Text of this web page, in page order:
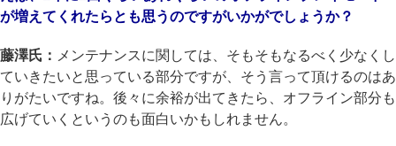
が増えてくれたらとも思うのですがいかがでしょうか？
藤澤氏： メンテナンスに関しては、そもそもなるべく少なくし
ていきたいと思っている部分ですが、そう言って頂けるのはあ
りがたいですね。後々に余裕が出てきたら、オフライン部分も
広げていくというのも面白いかもしれません。